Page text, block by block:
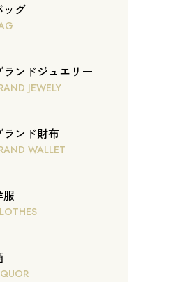
ッグ
ランドジュエリー
JEWELY
ランド財布
WALLET
服